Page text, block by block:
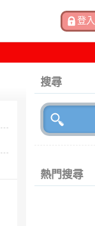
搜尋
熱門搜尋